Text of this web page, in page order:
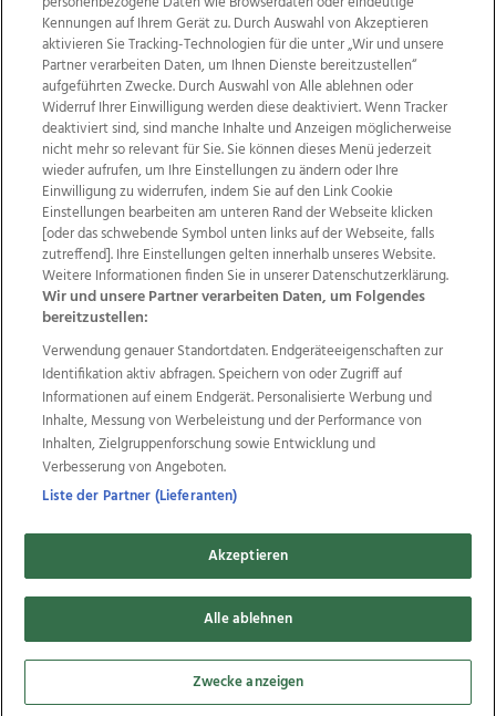
Wir über uns Mediadaten Kontakt
Jobs
Datenschutz
Impressum
AGB Anzeigekunden
AGB Website
Ehrenkodex Politische Werbung
Weitere Angebote des Medienhauses Wimmer
TV1 di-mog-i.at OÖNow
Ischler Woche
Life Radio
OÖNachrichten
OÖN Immobilien
OÖN Karriere
OÖN Reise
Promenaden Galerien
Regionaljobs
wasistlos.at wirtrauern.at
Copyrights © 2026 Tips Zeitungs GmbH & Co KG
developed by
Kennungen auf Ihrem Gerät zu. Durch Auswahl von Akzeptieren
aktivieren Sie Tracking-Technologien für die unter „Wir und unsere
Partner verarbeiten Daten, um Ihnen Dienste bereitzustellen“
aufgeführten Zwecke. Durch Auswahl von Alle ablehnen oder
Widerruf Ihrer Einwilligung werden diese deaktiviert. Wenn Tracker
deaktiviert sind, sind manche Inhalte und Anzeigen möglicherweise
nicht mehr so relevant für Sie. Sie können dieses Menü jederzeit
wieder aufrufen, um Ihre Einstellungen zu ändern oder Ihre
Einwilligung zu widerrufen, indem Sie auf den Link Cookie
Einstellungen bearbeiten am unteren Rand der Webseite klicken
[oder das schwebende Symbol unten links auf der Webseite, falls
zutreffend]. Ihre Einstellungen gelten innerhalb unseres Website.
Weitere Informationen finden Sie in unserer Datenschutzerklärung.
Wir und unsere Partner verarbeiten Daten, um Folgendes
bereitzustellen:
Verwendung genauer Standortdaten. Endgeräteeigenschaften zur
Identifikation aktiv abfragen. Speichern von oder Zugriff auf
Informationen auf einem Endgerät. Personalisierte Werbung und
Inhalte, Messung von Werbeleistung und der Performance von
Inhalten, Zielgruppenforschung sowie Entwicklung und
Verbesserung von Angeboten.
Liste der Partner (Lieferanten)
Akzeptieren
Alle ablehnen
Zwecke anzeigen